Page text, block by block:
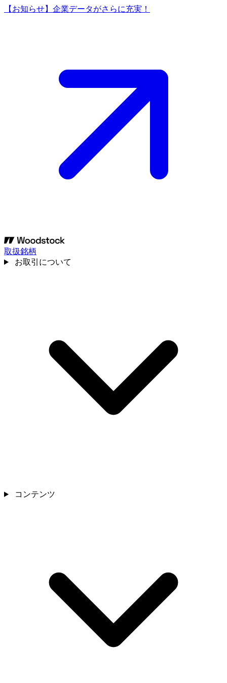
【お知らせ】企業データがさらに充実！
取扱銘柄
お取引について
コンテンツ